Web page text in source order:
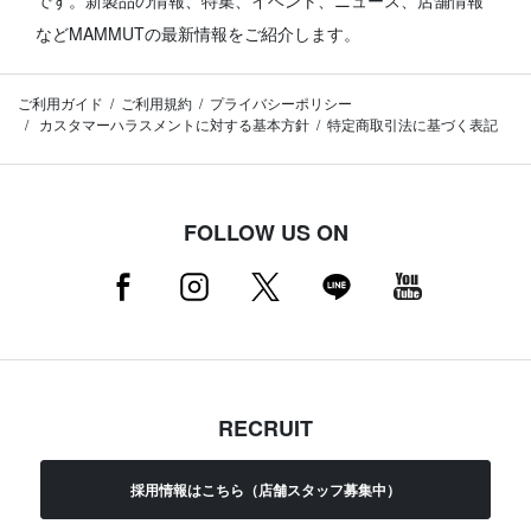
などMAMMUTの最新情報をご紹介します。
ご利用ガイド ご利用規約
プライバシーポリシー
カスタマーハラスメントに対する基本方針
特定商取引法に基づく表記
FOLLOW US ON
RECRUIT
採用情報はこちら（店舗スタッフ募集中）